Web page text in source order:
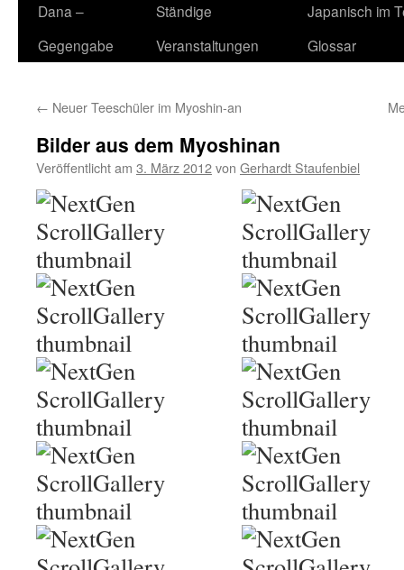
Dana –
Gegengabe
Ständige
Veranstaltungen
Japanisch im
Glossar
← Neuer Teeschüler im Myoshin-an
Bilder aus dem Myoshinan
Veröffentlicht am 3. März 2012von Gerhardt Staufenbiel